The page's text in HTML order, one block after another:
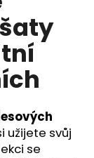
užijete svůj
se